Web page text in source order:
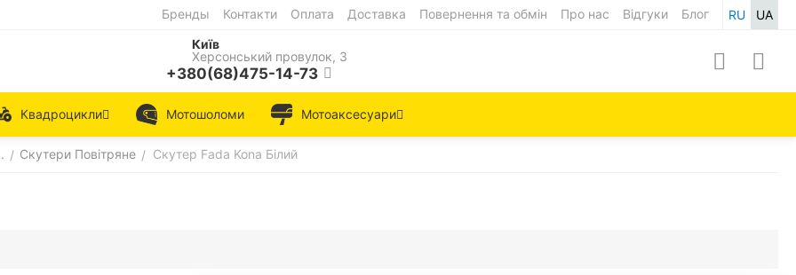
RU UA
Бренды Контакти Оплата Доставка Повернення та обмін Про нас Відгуки
Блог
Київ
Херсонський провулок, 3
+380(68)475-14-73
Квадроцикли Мотошоломи Мотоаксесуари
/ Скутери Повітряне / Скутер Fada Kona Білий